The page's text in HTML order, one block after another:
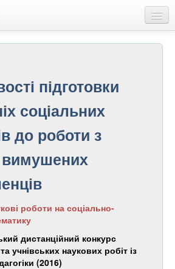
підготовки
соціальних
до роботи з
роботи на соціально-
дистанційний конкурс
учнівських наукових робіт із
(2016)